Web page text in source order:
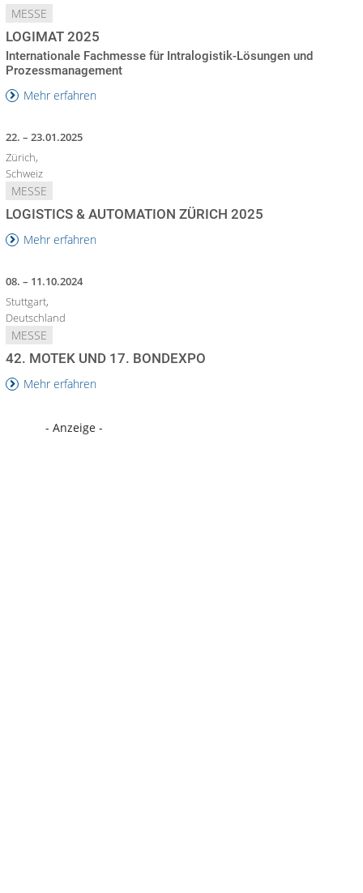
MESSE
LOGIMAT 2025
Internationale Fachmesse für Intralogistik-Lösungen und
Prozessmanagement
Mehr erfahren
22. – 23.01.2025
Zürich,
Schweiz
MESSE
LOGISTICS & AUTOMATION ZÜRICH 2025
Mehr erfahren
08. – 11.10.2024
Stuttgart,
Deutschland
MESSE
42. MOTEK UND 17. BONDEXPO
Mehr erfahren
- Anzeige -